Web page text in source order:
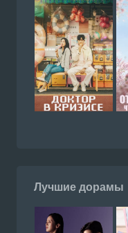
Лучшие дорамы